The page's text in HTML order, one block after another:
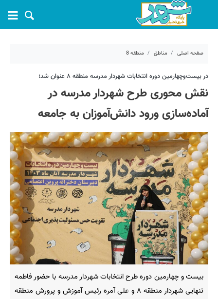
صفحه اصلی مناطق منطقه 8
کد مطلب:62225
در بیست‌وچهارمین دوره انتخابات شهردار مدرسه منطقه ۸ عنوان شد؛
نقش محوری طرح شهردار مدرسه در
آماده‌سازی ورود دانش‌آموزان به جامعه
بیست و چهارمین دوره طرح انتخابات شهردار مدرسه با حضور فاطمه
تنهایی شهردار منطقه ۸ و علی آمره رئیس آموزش و پرورش منطقه